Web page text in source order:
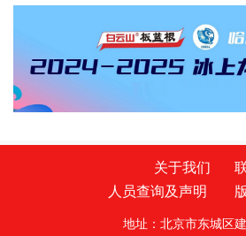
政协委员、人民监督
师生、家长代表等50
直观了解检察工作，
措。省检察院党组成
开放日活动，并主持
关于我们
人员查询及声明
地址：北京市东城区